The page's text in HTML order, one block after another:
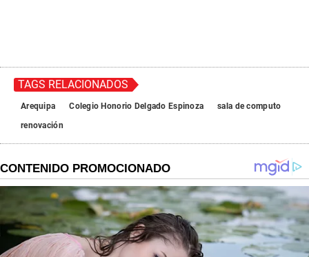
TAGS RELACIONADOS
Arequipa Colegio Honorio Delgado Espinoza
sala de computo
renovación